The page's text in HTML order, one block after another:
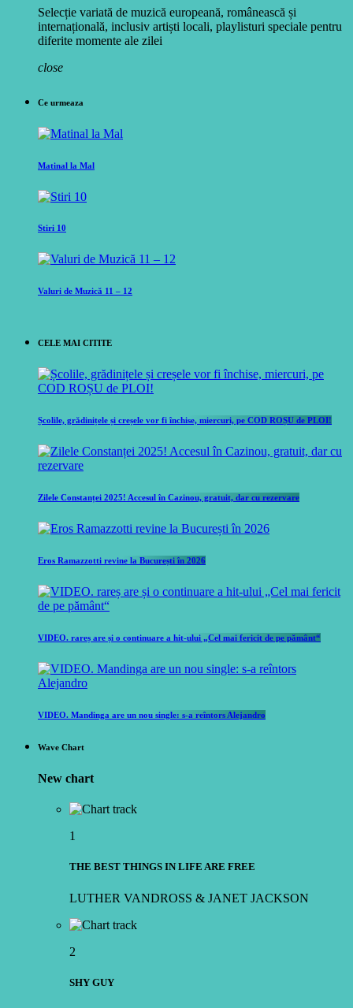
Selecție variată de muzică europeană, românească și
internațională, inclusiv artiști locali, playlisturi speciale pentru
diferite momente ale zilei
close
Ce urmeaza
Matinal la Mal
Stiri 10
Valuri de Muzică 11 – 12
CELE MAI CITITE
Școlile, grădinițele și creșele vor fi închise, miercuri, pe COD ROȘU de PLOI!
Zilele Constanței 2025! Accesul în Cazinou, gratuit, dar cu rezervare
Eros Ramazzotti revine la București în 2026
VIDEO. rareș are și o continuare a hit-ului „Cel mai fericit de pe pământ“
VIDEO. Mandinga are un nou single: s-a reîntors Alejandro
Wave Chart
New chart
1
THE BEST THINGS IN LIFE ARE FREE
LUTHER VANDROSS & JANET JACKSON
2
SHY GUY